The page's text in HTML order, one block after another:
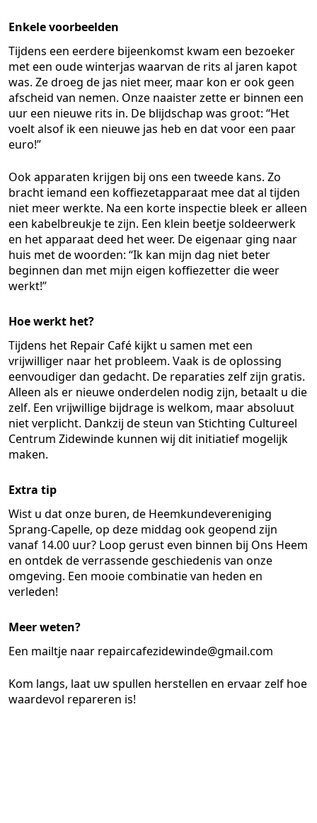
Enkele voorbeelden
Tijdens een eerdere bijeenkomst kwam een bezoeker
met een oude winterjas waarvan de rits al jaren kapot
was. Ze droeg de jas niet meer, maar kon er ook geen
afscheid van nemen. Onze naaister zette er binnen een
uur een nieuwe rits in. De blijdschap was groot: “Het
voelt alsof ik een nieuwe jas heb en dat voor een paar
euro!”
Ook apparaten krijgen bij ons een tweede kans. Zo
bracht iemand een koffiezetapparaat mee dat al tijden
niet meer werkte. Na een korte inspectie bleek er alleen
een kabelbreukje te zijn. Een klein beetje soldeerwerk
en het apparaat deed het weer. De eigenaar ging naar
huis met de woorden: “Ik kan mijn dag niet beter
beginnen dan met mijn eigen koffiezetter die weer
werkt!”
Hoe werkt het?
Tijdens het Repair Café kijkt u samen met een
vrijwilliger naar het probleem. Vaak is de oplossing
eenvoudiger dan gedacht. De reparaties zelf zijn gratis.
Alleen als er nieuwe onderdelen nodig zijn, betaalt u die
zelf. Een vrijwillige bijdrage is welkom, maar absoluut
niet verplicht. Dankzij de steun van Stichting Cultureel
Centrum Zidewinde kunnen wij dit initiatief mogelijk
maken.
Extra tip
Wist u dat onze buren, de Heemkundevereniging
Sprang-Capelle, op deze middag ook geopend zijn
vanaf 14.00 uur? Loop gerust even binnen bij Ons Heem
en ontdek de verrassende geschiedenis van onze
omgeving. Een mooie combinatie van heden en
verleden!
Meer weten?
Een mailtje naar repaircafezidewinde@gmail.com
Kom langs, laat uw spullen herstellen en ervaar zelf hoe
waardevol repareren is!